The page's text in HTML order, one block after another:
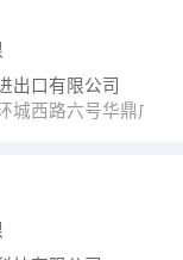
出口有限公司
城西路六号华鼎广场